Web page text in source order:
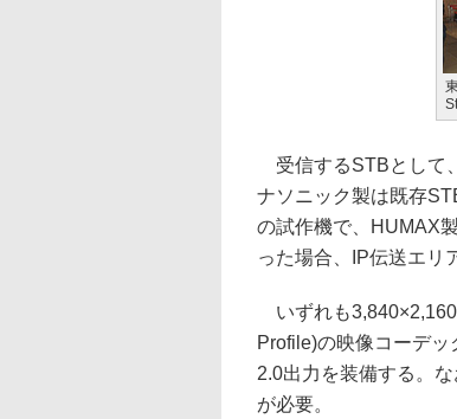
受信するSTBとして
ナソニック製は既存
の試作機で、HUMAX
った場合、IP伝送エリ
いずれも
Profile)の映像コーデ
2.0出力を装備する。
が必要。